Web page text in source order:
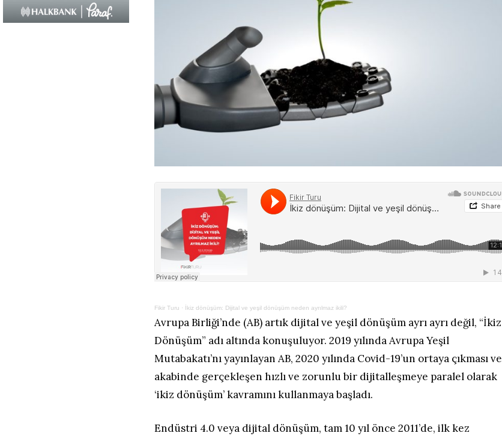
Fikir Turu · İkiz dönüşüm: Dijital ve yeşil dönüşüm neden ayrılmaz ikili?
Avrupa Birliği’nde (AB) artık dijital ve yeşil dönüşüm ayrı ayrı değil, “İkiz
Dönüşüm” adı altında konuşuluyor. 2019 yılında Avrupa Yeşil
Mutabakatı’nı yayınlayan AB, 2020 yılında Covid-19’un ortaya çıkması ve
akabinde gerçekleşen hızlı ve zorunlu bir dijitalleşmeye paralel olarak
‘ikiz dönüşüm’ kavramını kullanmaya başladı.
Endüstri 4.0 veya dijital dönüşüm, tam 10 yıl önce 2011’de, ilk kez